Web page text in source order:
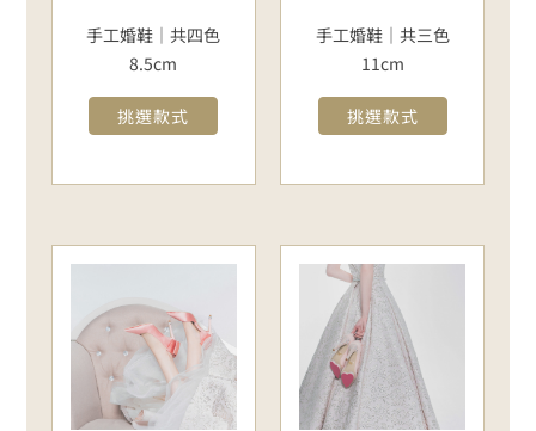
手工婚鞋｜共四色
8.5cm
挑選款式
手工婚鞋｜共三色
11cm
挑選款式